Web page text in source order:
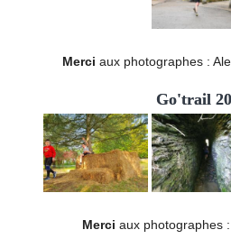
Merci aux photographes :
Go'trail
Merci aux photographes